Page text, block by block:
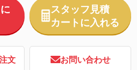
スタッフ見積
カートに入れる
文 お問い合わせ